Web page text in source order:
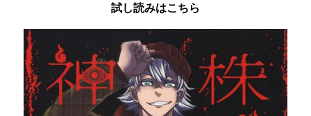
試し読みはこちら